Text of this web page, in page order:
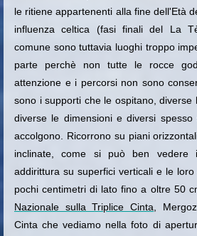
le ritiene appartenenti alla fine dell'Età
influenza celtica (fasi finali del La
comune sono tuttavia luoghi troppo
parte perchè non tutte le rocce
attenzione e i percorsi non sono
sono i supporti che le ospitano, diverse
diverse le dimensioni e diversi
accolgono. Ricorrono su piani
inclinate, come si può ben vedere
addirittura su superfici verticali e le
pochi centimetri di lato fino a oltre 50
Nazionale sulla Triplice Cinta ,
Cinta che vediamo nella foto di